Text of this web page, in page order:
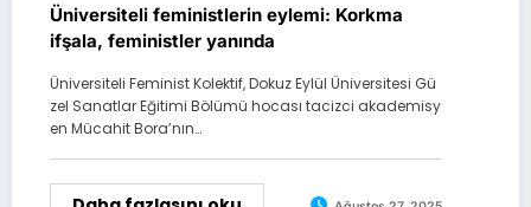
Üniversiteli feministlerin eylemi: Korkma
ifşala, feministler yanında
Üniversiteli Feminist Kolektif, Dokuz Eylül Üniversitesi Gü
zel Sanatlar Eğitimi Bölümü hocası tacizci akademisy
en Mücahit Bora’nın…